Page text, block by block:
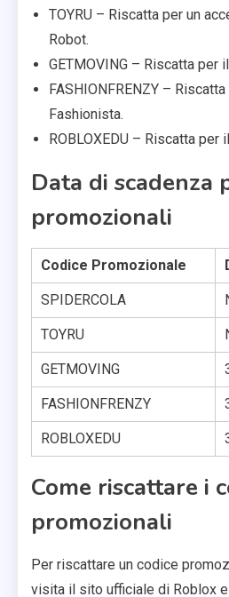
TOYRU – Riscatta per un
Robot.
GETMOVING – Riscatta per
FASHIONFRENZY –
Fashionista.
ROBLOXEDU – Riscatta per
Data di scadenza
promozionali
Codice Promozionale
SPIDERCOLA
TOYRU
GETMOVING
FASHIONFRENZY
ROBLOXEDU
Come riscattare i
promozionali
Per riscattare un codice
visita il sito ufficiale di Roblox